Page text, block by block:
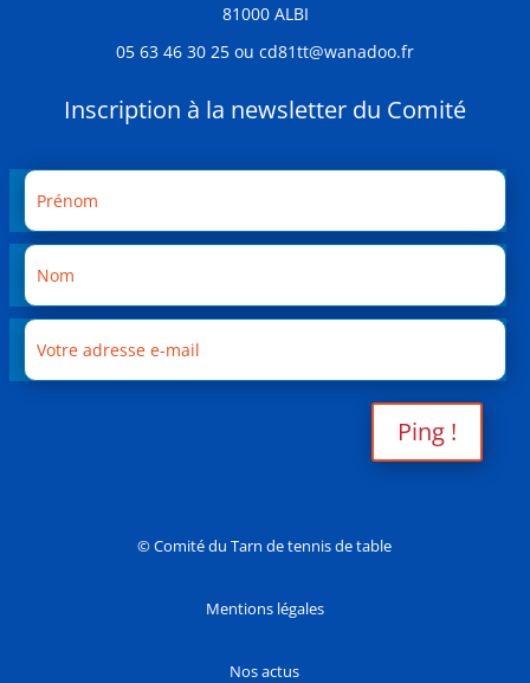
81000 ALBI
05 63 46 30 25 ou cd81tt@wanadoo.fr
Inscription à la newsletter du Comité
Ping !
© Comité du Tarn de tennis de table
Mentions légales
Nos actus